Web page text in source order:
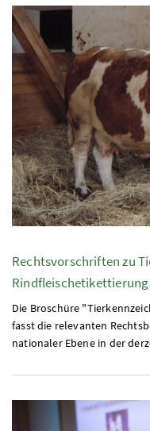
Rechtsvorschriften zu
Rindfleischetikettierung
Die Broschüre
fasst die relevanten
nationaler Ebene in der